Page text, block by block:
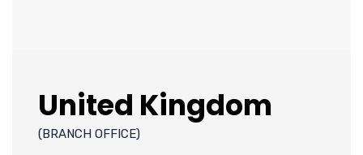
United Kingdom
(BRANCH OFFICE)